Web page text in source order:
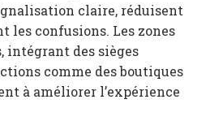
claire, réduisent
les confusions. Les zones
intégrant des sièges
comme des boutiques
à améliorer l’expérience